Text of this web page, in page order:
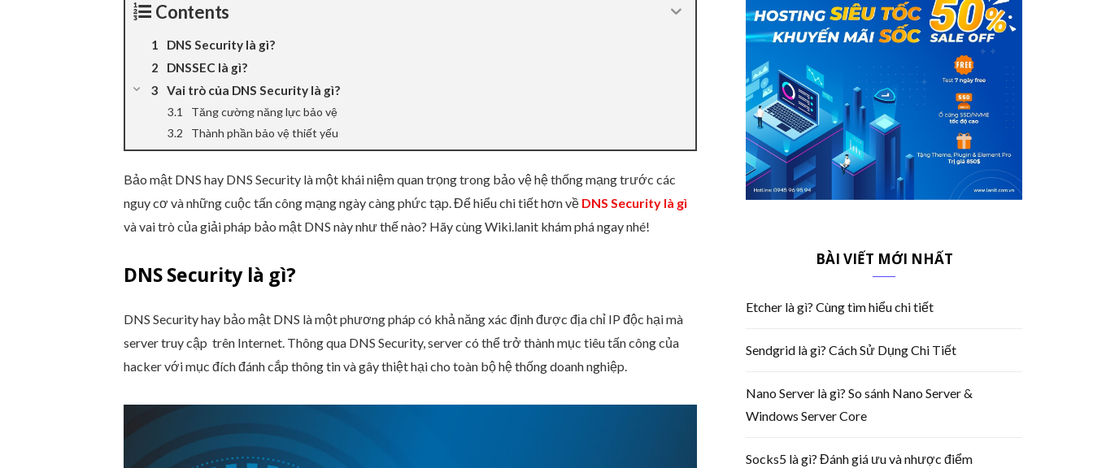
Contents
DNS Security là gì?
DNSSEC là gì?
Vai trò của DNS Security là gì?
Tăng cường năng lực bảo vệ
Thành phần bảo vệ thiết yếu
Tuyến đầu hệ thống phòng thủ
Giữ vai trò quan trọng trong hạ tầng an ninh bảo mật
Chức năng của DNS Security là gì?
Các cuộc tấn công DNS thường gặp
DNS hijacking
Tấn công Phantom Domain
Tấn công subdomain ngẫu nhiên
Tấn công Domain lock-up
Anycast routing
DNS firewall
Bảo mật DNS hay DNS Security là một khái niệm quan trọng trong bảo vệ hệ thống mạng trước các
nguy cơ và những cuộc tấn công mạng ngày càng phức tạp. Để hiểu chi tiết hơn về DNS Security là gì
và vai trò của giải pháp bảo mật DNS này như thế nào? Hãy cùng Wiki.lanit khám phá ngay nhé!
DNS Security là gì?
DNS Security hay bảo mật DNS là một phương pháp có khả năng xác định được địa chỉ IP độc hại mà
server truy cập trên Internet. Thông qua DNS Security, server có thể trở thành mục tiêu tấn công của
hacker với mục đích đánh cắp thông tin và gây thiệt hại cho toàn bộ hệ thống doanh nghiệp.
BÀI VIẾT MỚI NHẤT
Etcher là gì? Cùng tìm hiểu chi tiết
Sendgrid là gì? Cách Sử Dụng Chi Tiết
Nano Server là gì? So sánh Nano Server &
Windows Server Core
Socks5 là gì? Đánh giá ưu và nhược điểm